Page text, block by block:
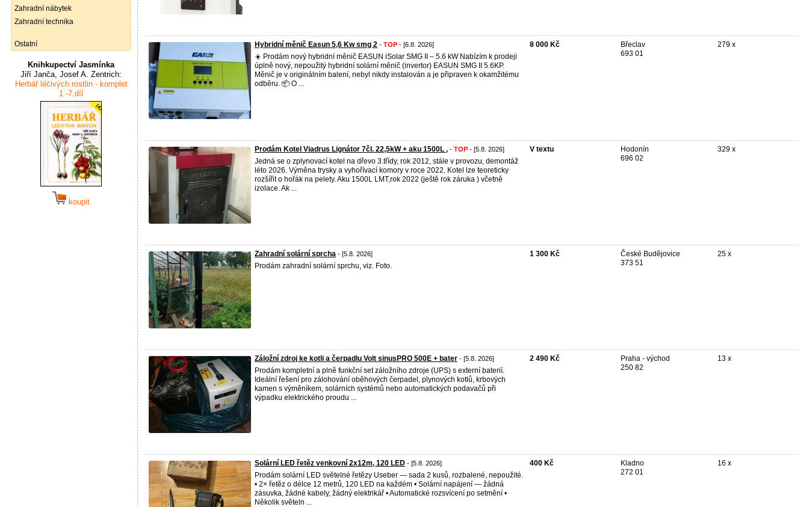
Zahradní nábytek
Zahradní technika
Ostatní
Knihkupectví Jasmínka
Jiří Janča, Josef A. Zentrich:
Herbář léčivých rostlin - komplet
1.-7.díl
koupit
Hybridní měnič Easun 5,6 Kw smg 2 - TOP - [6.8. 2026]
☀️ Prodám nový hybridní měnič EASUN iSolar SMG II – 5.6 kW Nabízím k prodeji
úplně nový, nepoužitý hybridní solární měnič (invertor) EASUN SMG II 5.6KP.
Měnič je v originálním balení, nebyl nikdy instalován a je připraven k okamžitému
odběru. 📦 O ...
8 000 Kč
Břeclav
693 01
279 x
Prodám Kotel Viadrus Lignátor 7čl. 22,5kW + aku 1500L , - TOP - [5.8. 2026]
Jedná se o zplynovací kotel na dřevo 3.třídy, rok 2012, stále v provozu, demontáž
léto 2026. Výměna trysky a vyhořívací komory v roce 2022. Kotel lze teoreticky
rozšířit o hořák na pelety. Aku 1500L LMT,rok 2022 (ještě rok záruka ) včetně
izolace. Ak ...
V textu
Hodonín
696 02
329 x
Zahradní solární sprcha - [5.8. 2026]
Prodám zahradní solární sprchu, viz. Foto.
1 300 Kč
České Budějovice
373 51
25 x
Záložní zdroj ke kotli a čerpadlu Volt sinusPRO 500E + bater - [5.8. 2026]
Prodám kompletní a plně funkční set záložního zdroje (UPS) s externí baterií.
Ideální řešení pro zálohování oběhových čerpadel, plynových kotlů, krbových
kamen s výměníkem, solárních systémů nebo automatických podavačů při
výpadku elektrického proudu ...
2 490 Kč
Praha - východ
250 82
13 x
Solární LED řetěz venkovní 2x12m, 120 LED - [5.8. 2026]
Prodám solární LED světelné řetězy Useber — sada 2 kusů, rozbalené, nepoužité.
• 2× řetěz o délce 12 metrů, 120 LED na každém • Solární napájení — žádná
zásuvka, žádné kabely, žádný elektrikář • Automatické rozsvícení po setmění •
Několik světeln ...
400 Kč
Kladno
272 01
16 x